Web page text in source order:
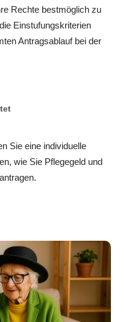
Rechte bestmöglich zu
Einstufungskriterien
Antragsablauf bei der
Sie eine individuelle
wie Sie Pflegegeld und